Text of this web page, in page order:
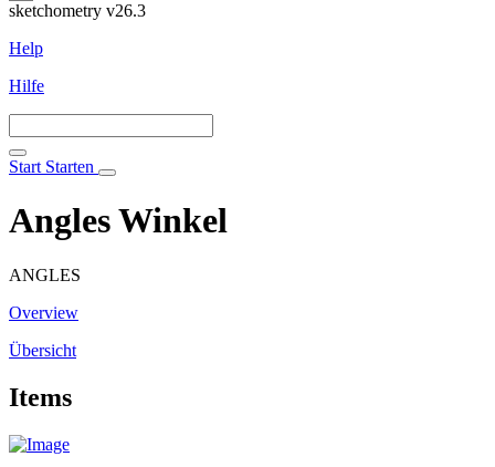
sketchometry v26.3
Help
Hilfe
Start Starten
AnglesWinkel
ANGLES
Overview
Übersicht
Items